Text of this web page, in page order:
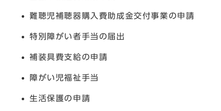
難聴児補聴器購入費助成金交付事業の申請
特別障がい者手当の届出
補装具費支給の申請
障がい児福祉手当
生活保護の申請